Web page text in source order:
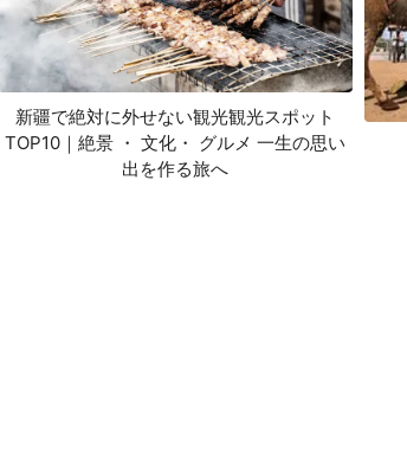
新疆で絶対に外せない観光観光スポット
TOP10｜絶景 ・ 文化・ グルメ 一生の思い
出を作る旅へ